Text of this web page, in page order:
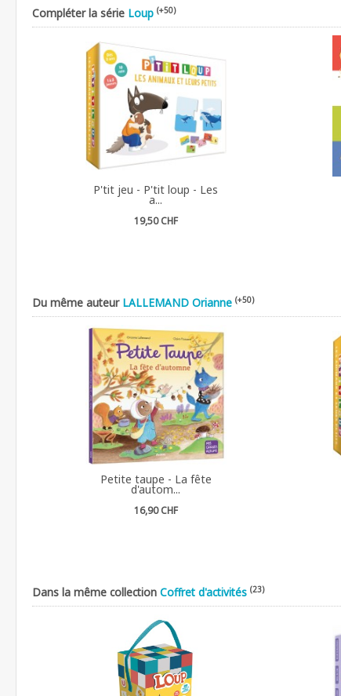
Compléter la série Loup (+50)
P'tit jeu - P'tit loup - Les
a...
19,50 CHF
Du même auteur LALLEMAND Orianne (+50)
Petite taupe - La fête
d'autom...
16,90 CHF
Dans la même collection Coffret d'activités (23)